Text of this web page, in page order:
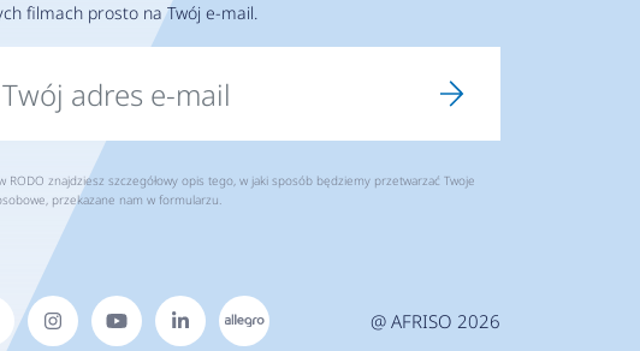
filmach prosto na Twój e-mail.
RODO znajdziesz szczegółowy opis tego, w jaki sposób będziemy przetwarzać Twoje
przekazane nam w formularzu.
@ AFRISO 2026